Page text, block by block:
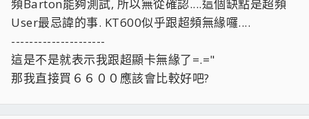
頻Barton能夠測試, 所以無從確認....這個缺點是超頻
User最忌諱的事. KT600似乎跟超頻無緣囉....
---------------------
這是不是就表示我跟超顯卡無緣了=.="
那我直接買６６００應該會比較好吧?